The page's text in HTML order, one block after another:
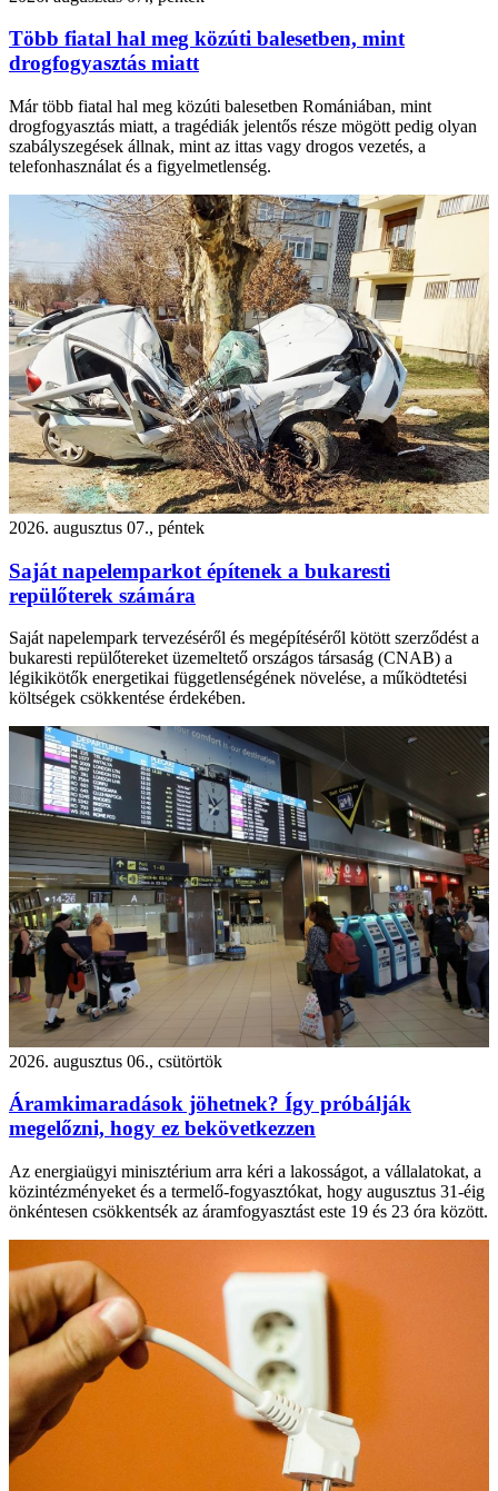
Több fiatal hal meg közúti balesetben, mint
drogfogyasztás miatt
Már több fiatal hal meg közúti balesetben Romániában, mint
drogfogyasztás miatt, a tragédiák jelentős része mögött pedig olyan
szabályszegések állnak, mint az ittas vagy drogos vezetés, a
telefonhasználat és a figyelmetlenség.
2026. augusztus 07., péntek
Saját napelemparkot építenek a bukaresti
repülőterek számára
Saját napelempark tervezéséről és megépítéséről kötött szerződést a
bukaresti repülőtereket üzemeltető országos társaság (CNAB) a
légikikötők energetikai függetlenségének növelése, a működtetési
költségek csökkentése érdekében.
2026. augusztus 06., csütörtök
Áramkimaradások jöhetnek? Így próbálják
megelőzni, hogy ez bekövetkezzen
Az energiaügyi minisztérium arra kéri a lakosságot, a vállalatokat, a
közintézményeket és a termelő-fogyasztókat, hogy augusztus 31-éig
önkéntesen csökkentsék az áramfogyasztást este 19 és 23 óra között.